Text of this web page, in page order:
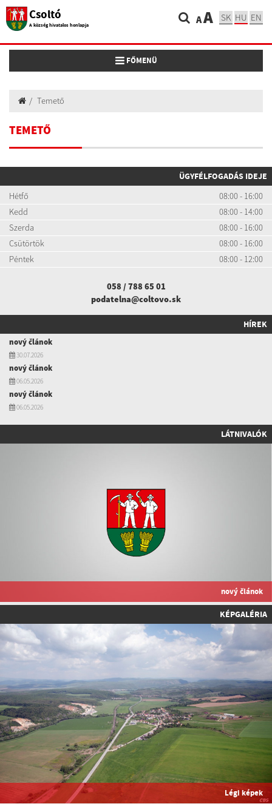
Csoltó
A község hivatalos honlapja AA SK HU EN
Toggle navigation
FŐMENÜ
Temető
TEMETŐ
ÜGYFÉLFOGADÁS IDEJE
Hétfő
08:00 - 16:00
Kedd
08:00 - 14:00
Szerda
08:00 - 16:00
Csütörtök
08:00 - 16:00
Péntek
08:00 - 12:00
058 / 788 65 01
podatelna@coltovo.sk
HÍREK
nový článok
30.07.2026
nový článok
06.05.2026
nový článok
06.05.2026
LÁTNIVALÓK
nový článok
KÉPGALÉRIA
Légi képek